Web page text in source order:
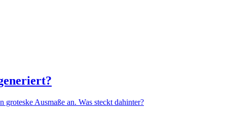
Ausmaße an. Was steckt dahinter?